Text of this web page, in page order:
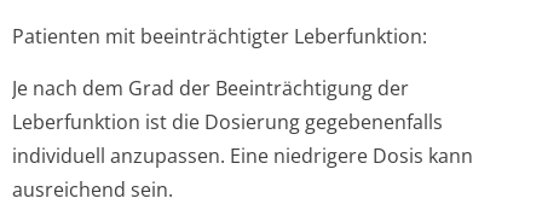
Patienten mit beeinträchtigter Leberfunktion:
Je nach dem Grad der Beeinträchtigung der
Leberfunktion ist die Dosierung gegebenenfalls
individuell anzupassen. Eine niedrigere Dosis kann
ausreichend sein.